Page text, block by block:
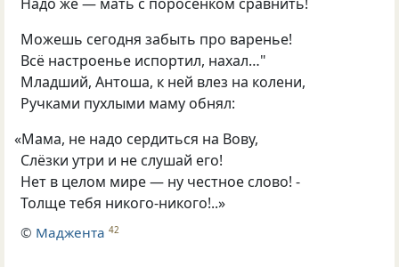
Можешь сегодня забыть про варенье!
Всё настроенье испортил, нахал…"
Младший, Антоша, к ней влез на колени,
Ручками пухлыми маму обнял:
«Мама, не надо сердиться на Вову,
Слёзки утри и не слушай его!
Нет в целом мире — ну честное слово! -
Толще тебя никого-никого!..»
© Маджента 42